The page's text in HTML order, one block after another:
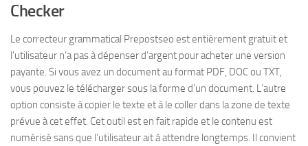
Checker
Le correcteur grammatical Prepostseo est entièrement gratuit et
l’utilisateur n’a pas à dépenser d’argent pour acheter une version
payante. Si vous avez un document au format PDF, DOC ou TXT,
vous pouvez le télécharger sous la forme d’un document. L’autre
option consiste à copier le texte et à le coller dans la zone de texte
prévue à cet effet. Cet outil est en fait rapide et le contenu est
numérisé sans que l’utilisateur ait à attendre longtemps. Il convient